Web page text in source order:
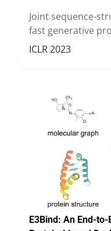
Joint sequence-
fast generative
ICLR 2023
E3Bind: An End-